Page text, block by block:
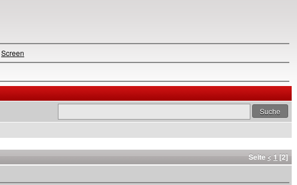
Screen
Seite < 1 [2]